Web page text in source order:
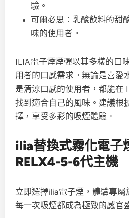
驗。
可爾必思：乳酸飲料的甜
味的使用者。
ILIA電子煙煙彈以其多樣的口
用者的口感需求。無論是喜愛
是清涼口感的使用者，都能在
找到適合自己的風味。建議根
擇，享受多彩的吸煙體驗。
ilia替換式霧化電子
RELX4-5-6代主機
立即選擇ilia電子煙，體驗專
每一次吸煙都成為極致的感官